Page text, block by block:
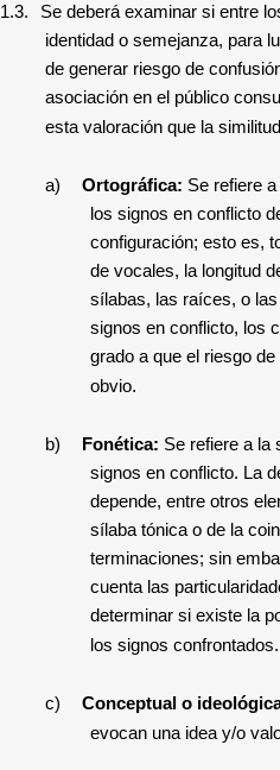
1.3.
Se deberá examinar si entre
identidad o semejanza, para
de generar riesgo de
asociación en el público
esta valoración que la
a) Ortográfica: Se refiere
los signos en conflicto
configuración; esto es,
de vocales, la longitud
sílabas, las raíces, o
signos en conflicto, los
grado a que el riesgo
obvio.
b) Fonética: Se refiere a la
signos en conflicto. La
depende, entre otros
sílaba tónica o de la
terminaciones; sin
cuenta las
determinar si existe la
los signos confrontados.
c) Conceptual o
evocan una idea y/o